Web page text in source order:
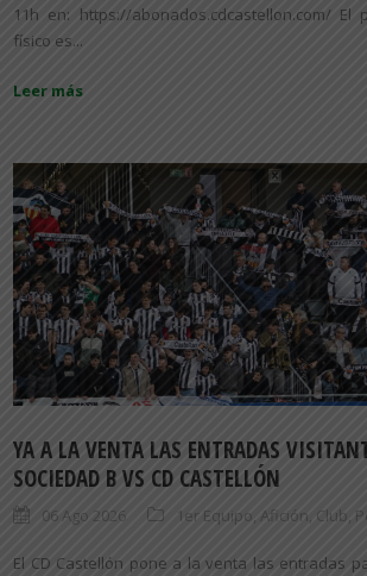
11h en: https://abonados.cdcastellon.com/ El
físico es...
Leer más
YA A LA VENTA LAS ENTRADAS
SOCIEDAD B VS CD CASTELLÓN
06 Ago 2026 1er Equipo Afición, Club
El CD Castellón pone a la venta las entradas